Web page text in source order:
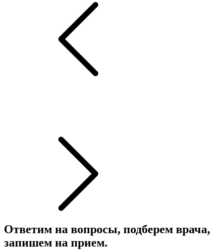
Ответим на вопросы, подберем врача,
запишем на прием.